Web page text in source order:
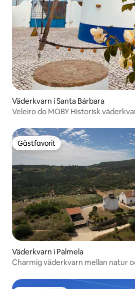
Väderkvarn i Santa Bárbara
Veleiro do MOBY Historisk
Gästfavorit
Gästfavorit
Väderkvarn i Palmela
Charmig väderkvarn mellan natur